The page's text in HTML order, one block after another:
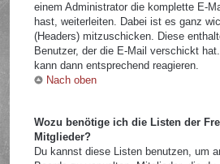
einem Administrator die komplette E-
hast, weiterleiten. Dabei ist es ganz
(Headers) mitzuschicken. Diese
Benutzer, der die E-Mail verschickt
kann dann entsprechend reagieren.
Nach oben
Wozu benötige ich die Listen der
Mitglieder?
Du kannst diese Listen benutzen, um